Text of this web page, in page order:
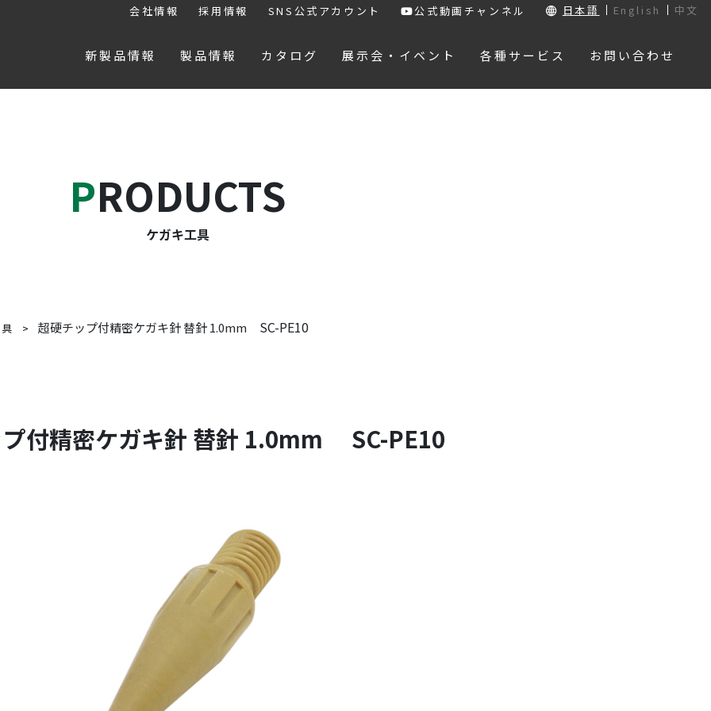
会社情報 採用情報 SNS公式アカウント 公式動画チャンネル 日本語 English 中文
新製品情報 製品情報 カタログ 展示会・イベント 各種サービス お問い合わせ
PRODUCTS
ケガキ工具
超硬チップ付精密ケガキ針 替針 1.0mm SC-PE10
付精密ケガキ針 替針 1.0mm SC-PE10